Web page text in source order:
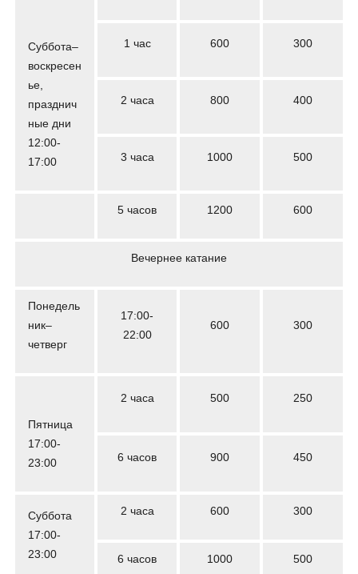
Суббота–
воскресен
ье,
празднич
ные дни
12:00-
17:00
1 час 600 300
2 часа 800 400
3 часа 1000 500
5 часов 1200 600
Вечернее катание
Понедель
ник–
четверг
17:00-
22:00
600 300
Пятница
17:00-
23:00
2 часа 500 250
6 часов 900 450
Суббота
17:00-
23:00
2 часа 600 300
6 часов 1000 500